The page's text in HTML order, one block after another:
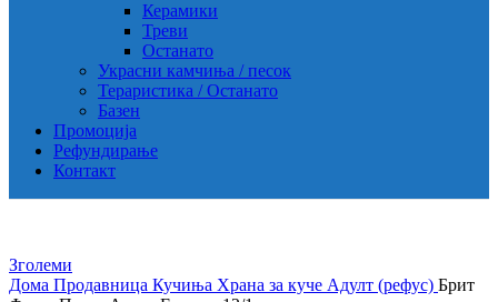
Керамики
Треви
Останато
Украсни камчиња / песок
Тераристика / Останато
Базен
Промоција
Рефундирање
Контакт
Зголеми
Дома Продавница Кучиња Храна за куче Адулт (рефус) Брит